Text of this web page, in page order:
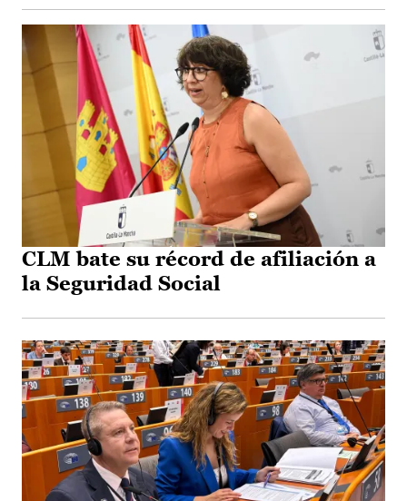
CLM bate su récord de afiliación a
la Seguridad Social